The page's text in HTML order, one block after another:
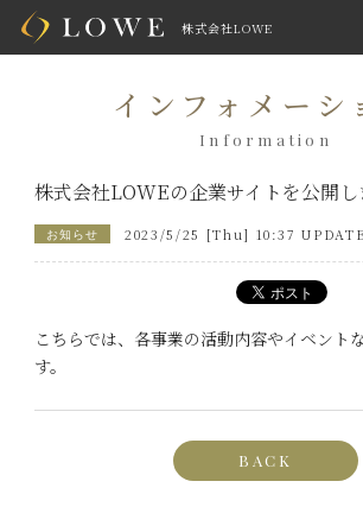
株式会社LOWE
インフォメーシ
Information
株式会社LOWEの企業サイトを公開し
お知らせ 2023/5/25 [Thu] 10:37 UPDATE
こちらでは、各事業の活動内容やイベント
す。
BACK